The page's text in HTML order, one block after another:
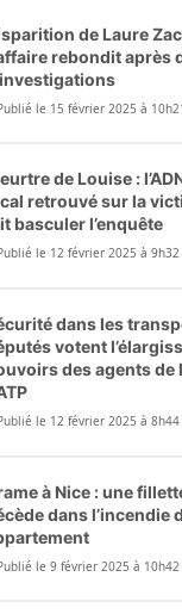
de Laure
rebondit après
le 15 février 2025 à
de Louise :
retrouvé sur la
basculer l’enquête
le 12 février 2025 à 9h32
dans les
votent
des agents de
le 12 février 2025 à 8h44
à Nice : une
dans l’incendie
le 9 février 2025 à 10h42